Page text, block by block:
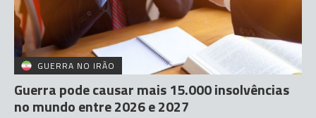
GUERRA NO IRÃO
Guerra pode causar mais 15.000 insolvências
no mundo entre 2026 e 2027